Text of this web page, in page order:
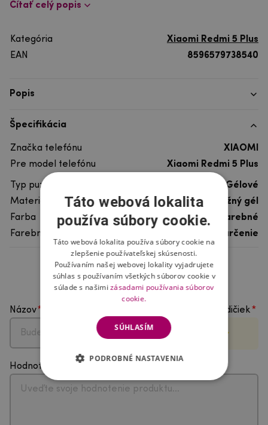
Čítať celý popis
Kategória
Xiaomi Redmi 5 Plus
EAN
8596579738540
Popis
Špecifikácia
Značka telefónu
XIAOMI
Pre model telefónu
Xiaomi Redmi 5 Plus
Typ puzdra
Gélové
Materiál
pružný gél
Farba
viacfarebné
Farebný motív
Rybárčenie
Hodnotenie produktu
Názov Vyberte počet hviezdičiek
Hodnotenie
Táto webová lokalita
používa súbory cookie.
Táto webová lokalita používa súbory cookie na
zlepšenie používateľskej skúsenosti.
Používaním našej webovej lokality vyjadrujete
súhlas s používaním všetkých súborov cookie v
súlade s našimizásadami používania súborov
cookie.
SÚHLASÍM
PODROBNÉ NASTAVENIA